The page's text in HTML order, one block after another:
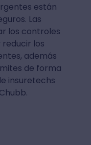
están
Las
los controles
los
además
de forma
insuretechs